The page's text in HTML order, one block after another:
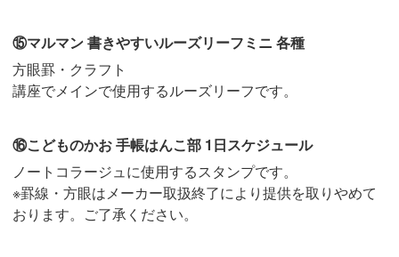
⑮マルマン 書きやすいルーズリーフミニ 各種
方眼罫・クラフト
講座でメインで使用するルーズリーフです。
⑯こどものかお 手帳はんこ部 1日スケジュール
ノートコラージュに使用するスタンプです。
※罫線・方眼はメーカー取扱終了により提供を取りやめて
おります。ご了承ください。